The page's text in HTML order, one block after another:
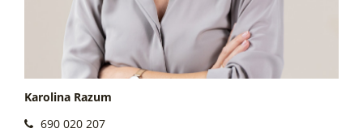
Karolina Razum
690 020 207